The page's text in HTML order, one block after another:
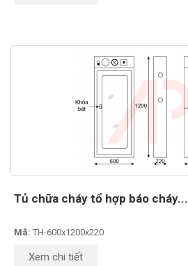
Tủ chữa cháy tổ hợp báo cháy...
Mã: TH-600x1200x220
Xem chi tiết